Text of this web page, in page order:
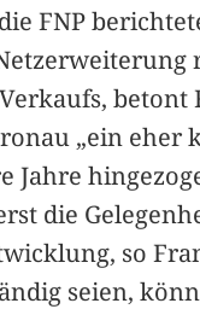
FNP
„ein eher
die
so
seien,